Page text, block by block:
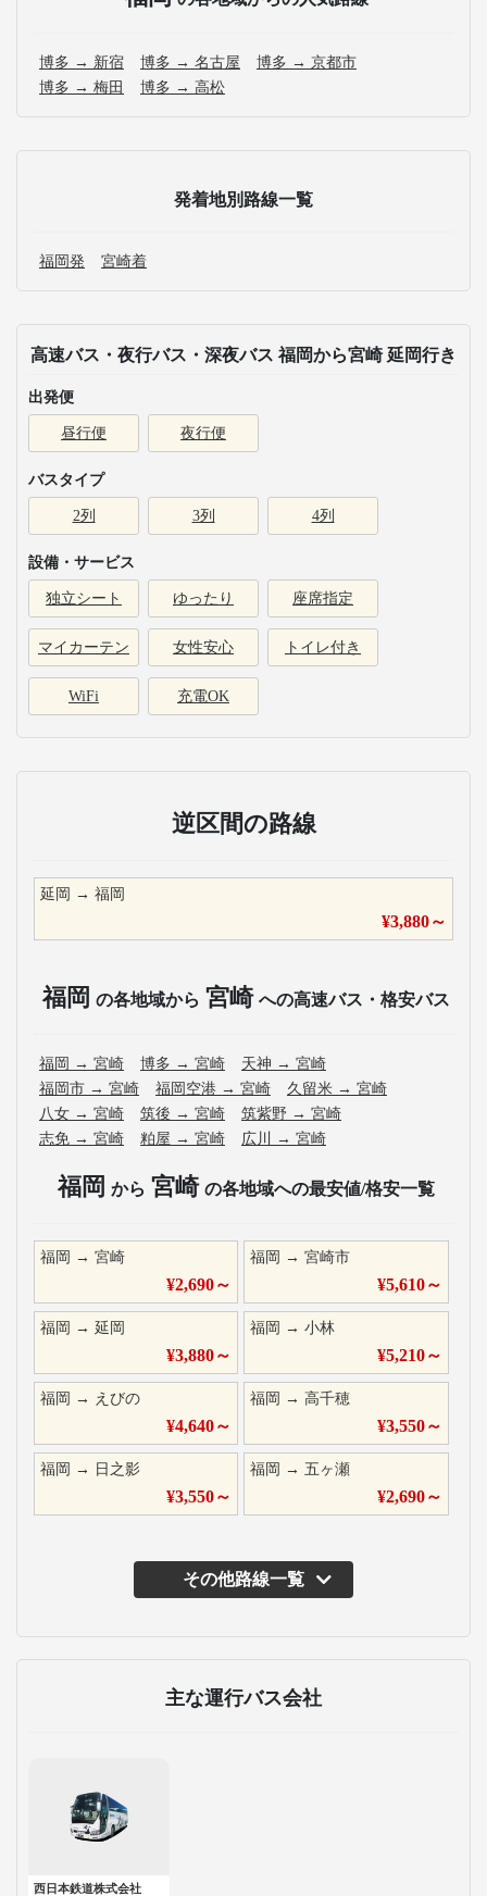
博多 → 新宿 博多 → 名古屋
博多 → 京都市
博多 → 梅田
博多 → 高松
発着地別路線一覧
福岡発 宮崎着
高速バス・夜行バス・深夜バス 福岡から宮崎 延岡行き
出発便
昼行便 夜行便
バスタイプ
2列 3列 4列
設備・サービス
独立シート ゆったり 座席指定
マイカーテン 女性安心 トイレ付き
WiFi 充電OK
逆区間の路線
延岡 → 福岡
¥3,880～
福岡 の各地域から 宮崎 への高速バス・格安バス
福岡 → 宮崎 博多 → 宮崎 天神 → 宮崎
福岡市 → 宮崎 福岡空港 → 宮崎 久留米 → 宮崎
八女 → 宮崎 筑後 → 宮崎 筑紫野 → 宮崎
志免 → 宮崎 粕屋 → 宮崎 広川 → 宮崎
福岡 から 宮崎 の各地域への最安値/格安一覧
福岡 → 宮崎
¥2,690～
福岡 →宮崎市
¥5,610～
福岡 → 延岡
¥3,880～
福岡 →小林
¥5,210～
福岡 → えびの
¥4,640～
福岡 →高千穂
¥3,550～
福岡 → 日之影
¥3,550～
福岡 →五ヶ瀬
¥2,690～
その他路線一覧
主な運行バス会社
西日本鉄道株式会社